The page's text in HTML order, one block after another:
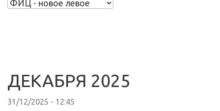
ДЕКАБРЯ 2025
31/12/2025 - 12:45